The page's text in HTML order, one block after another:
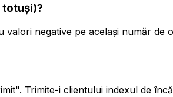
negative pe același număr de
Trimite-i clientului indexul de